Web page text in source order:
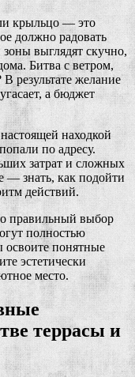
крыльцо — это
должно радовать
зоны выглядят скучно,
Битва с ветром,
результате желание
а бюджет
находкой
по адресу.
затрат и сложных
— знать, как подойти
действий.
правильный выбор
полностью
освоите понятные
эстетически
место.
террасы и